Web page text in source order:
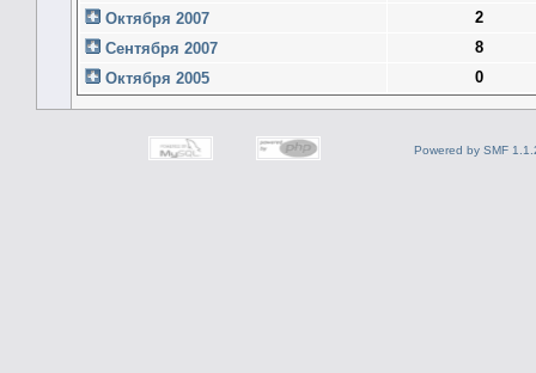
Октября 2007
2
Сентября 2007
8
Октября 2005
0
Powered by SMF